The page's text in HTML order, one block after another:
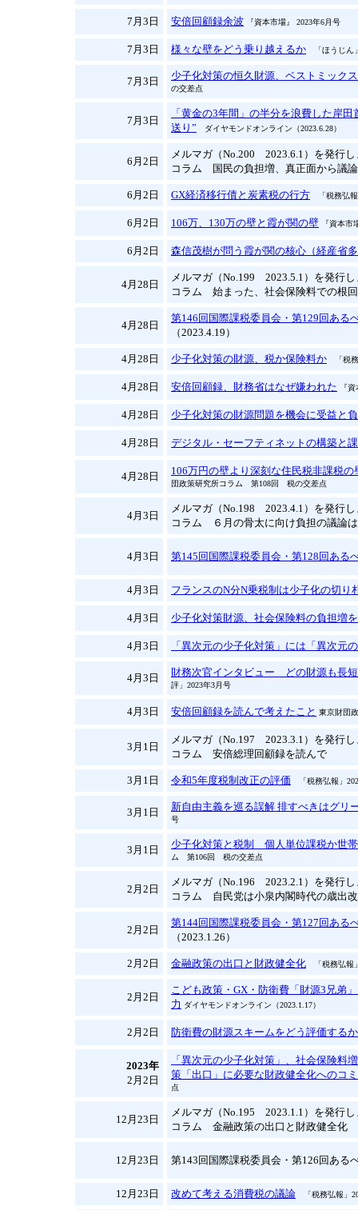
7月3日 安倍回顧録余波 『資本市場』 2023年6月号
7月3日 様々な壁をどう乗り越えるか 「ほうじん
7月3日 少子化対策の恒久財源、ベストミック
の交差点
7月3日
「黄金の3年間」の半分を浪費した岸
送り” ダイヤモンドオンライン（2023.6.28）
6月2日
メルマガ（No.200 2023.6.1）を発行し
コラム 国民の負担増、真正面から議
6月2日 GX経済移行債と炭素税の行方 「税務弘報
6月2日 106万、130万の壁と霞が関の壁 『資本市
6月2日 森信茂樹が問う霞が関の核心（経産省
4月28日
メルマガ（No.199 2023.5.1）を発行し
コラム 始まった、社会保険料での根
4月28日
第146回国際課税委員会・第129回ある
（2023.4.19）
4月28日 少子化対策の財源、税か保険料か 「税務
4月28日 安倍回顧録、財務省はなぜ嫌われた 『
4月28日 少子化対策の財源問題を機会に受益と
4月28日 デジタル・セーフティネットの構築と
4月28日 106万円の壁より深刻な住民税非課税
団政策研究所コラム 第108回 税の交差点
4月3日
メルマガ（No.198 2023.4.1）を発行し
コラム ６月の骨太に向け負担の議論
4月3日 第145回国際課税委員会・第128回ある
4月3日 フランスのN分N乗税制は少子化の切り
4月3日 少子化対策財源、社会保険料の負担増
4月3日 「異次元の少子化対策」には「異次元
4月3日 財務次官インタビュー どの財源も長
評」2023年3月号
4月3日 安倍回顧録を読んで考えたこと 東京財団
3月1日
メルマガ（No.197 2023.3.1）を発行し
コラム 安倍総理回顧録を読んで
3月1日 令和5年度税制改正の評価 「税務弘報」
3月1日 新自由主義を巡る誤解 排すべきはグリ
号
3月1日 少子化対策と税制 個人単位課税か世
ム 第106回 税の交差点
2月2日
メルマガ（No.196 2023.2.1）を発行し
コラム 自民党は小泉内閣時代の歳出
2月2日
第144回国際課税委員会・第127回ある
（2023.1.26）
2月2日 金融政策の出口と財政健全化 「税務弘報
2月2日
こども政策・GX・防衛費「財源3兄弟
力 ダイヤモンドオンライン（2023.1.17）
2月2日 防衛費の財源スキームをどう評価するか
2023年
2月2日
「異次元の少子化対策」、社会保険
策「出口」に必要な財政健全化へのコ
点
12月23日
メルマガ（No.195 2023.1.1）を発行し
コラム 金融政策の出口と財政健全化
12月23日 第143回国際課税委員会・第126回ある
12月23日 改めて考える消費税の議論 「税務弘報」